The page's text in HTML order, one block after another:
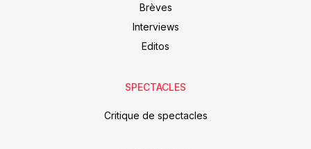
Brèves
Interviews
Editos
SPECTACLES
Critique de spectacles